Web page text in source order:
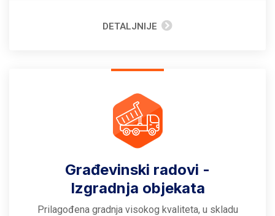
DETALJNIJE
Građevinski radovi -
Izgradnja objekata
Prilagođena gradnja visokog kvaliteta, u skladu